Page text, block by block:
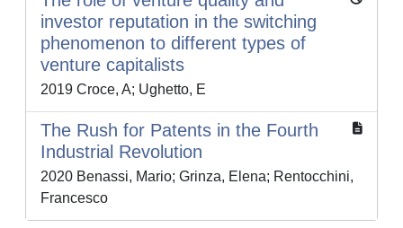
investor reputation in the switching
phenomenon to different types of
venture capitalists
2019 Croce, A; Ughetto, E
The Rush for Patents in the Fourth
Industrial Revolution
2020 Benassi, Mario; Grinza, Elena; Rentocchini,
Francesco